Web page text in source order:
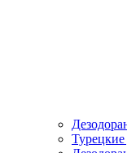
Турецкие